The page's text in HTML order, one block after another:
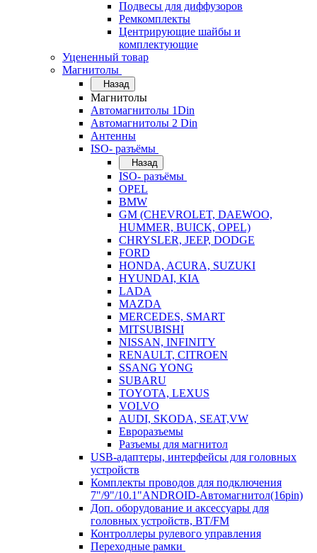
Подвесы для диффузоров
Ремкомплекты
Центрирующие шайбы и
комплектующие
Уцененный товар
Магнитолы
Назад
Магнитолы
Автомагнитолы 1Din
Автомагнитолы 2 Din
Антенны
ISO- разъёмы
Назад
ISO- разъёмы
OPEL
BMW
GM (CHEVROLET, DAEWOO,
HUMMER, BUICK, OPEL)
CHRYSLER, JEEP, DODGE
FORD
HONDA, ACURA, SUZUKI
HYUNDAI, KIA
LADA
MAZDA
MERCEDES, SMART
MITSUBISHI
NISSAN, INFINITY
RENAULT, CITROEN
SSANG YONG
SUBARU
TOYOTA, LEXUS
VOLVO
AUDI, SKODA, SEAT,VW
Евроразъемы
Разъемы для магнитол
USB-адаптеры, интерфейсы для головных
устройств
Комплекты проводов для подключения
7"/9"/10.1"ANDROID-Автомагнитол(16pin)
Доп. оборудование и аксессуары для
головных устройств, BT/FM
Контроллеры рулевого управления
Переходные рамки